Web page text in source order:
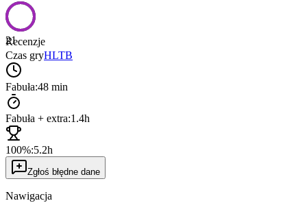
21
Recenzje
Czas gryHLTB
Fabuła:48 min
Fabuła + extra:1.4h
100%:5.2h
Zgłoś błędne dane
Nawigacja